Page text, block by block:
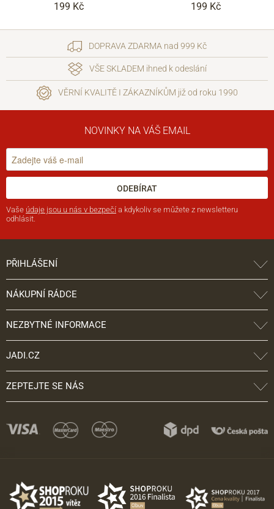
199 Kč
199 Kč
DOPRAVA ZDARMA nad 999 Kč
VŠE SKLADEM ihned k odeslání
VĚRNÍ KVALITĚ I ZÁKAZNÍKŮM již od roku 1990
NOVINKY NA VÁŠ EMAIL
ODEBÍRAT
Vaše údaje jsou u nás v bezpečí a kdykoliv se můžete z newsletteru
odhlásit.
PŘIHLÁŠENÍ
NÁKUPNÍ RÁDCE
NEZBYTNÉ INFORMACE
JADI.CZ
ZEPTEJTE SE NÁS